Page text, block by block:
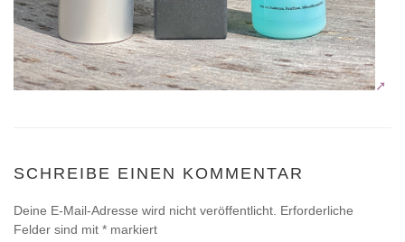
SCHREIBE EINEN KOMMENTAR
Deine E-Mail-Adresse wird nicht veröffentlicht. Erforderliche
Felder sind mit * markiert